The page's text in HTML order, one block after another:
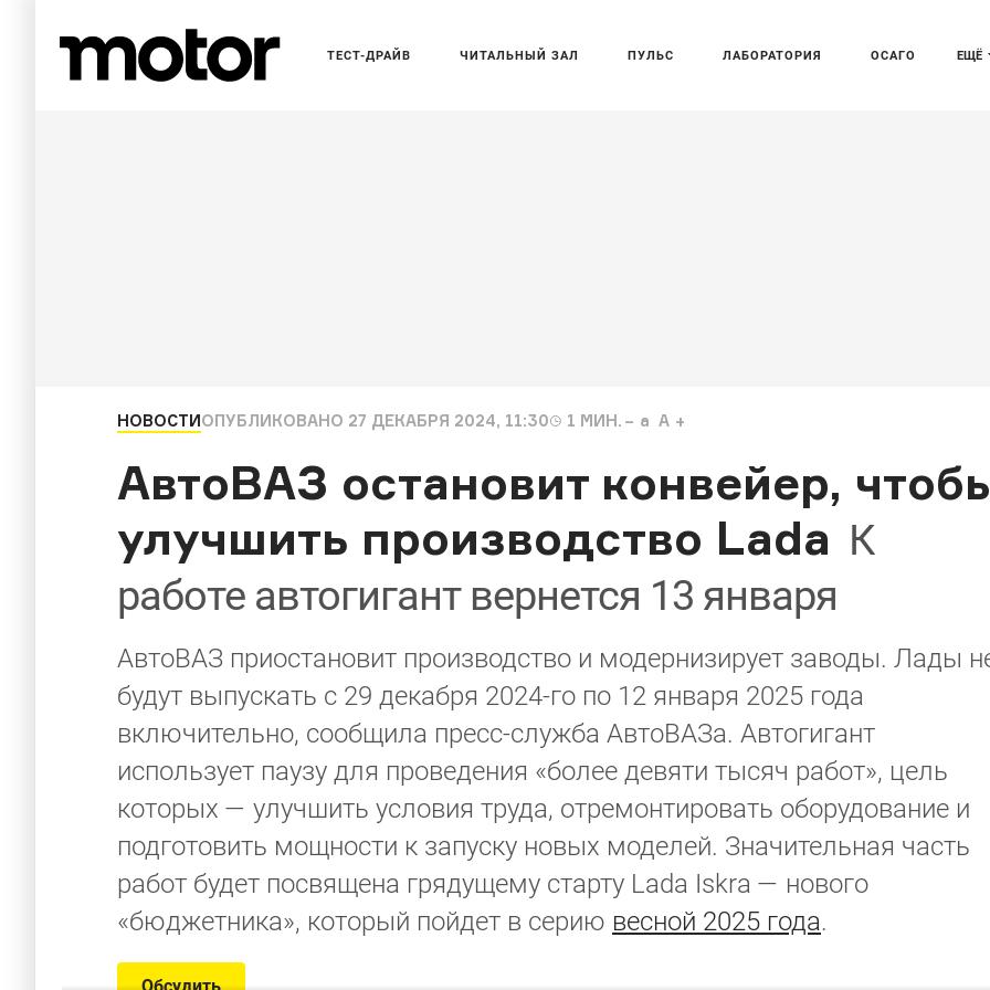
ЕЩЁ
ТЕСТ-ДРАЙВ ЧИТАЛЬНЫЙ ЗАЛ ПУЛЬС ЛАБОРАТОРИЯ ОСАГО
НОВОСТИОПУБЛИКОВАНО 27 ДЕКАБРЯ 2024, 11:30 1 МИН. a A
АвтоВАЗ остановит конвейер,
улучшить производство Lada К
работе автогигант вернется 13 января
АвтоВАЗ приостановит производство и модернизирует заводы. Лады
будут выпускать с 29 декабря 2024-го по 12 января 2025 года
включительно, сообщила пресс-служба АвтоВАЗа. Автогигант
использует паузу для проведения «более девяти тысяч работ», цель
которых — улучшить условия труда, отремонтировать оборудование и
подготовить мощности к запуску новых моделей. Значительная часть
работ будет посвящена грядущему старту Lada Iskra — нового
«бюджетника», который пойдет в серию весной 2025 года.